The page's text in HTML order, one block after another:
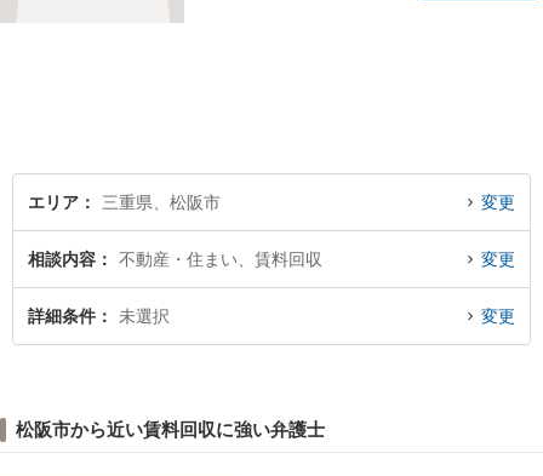
エリア 三重県、松阪市 変更
相談内容 不動産・住まい、賃料回収 変更
詳細条件 未選択 変更
松阪市から近い賃料回収に強い弁護士